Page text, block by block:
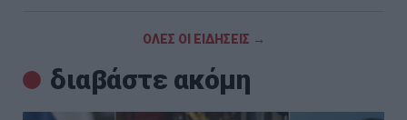
ΟΛΕΣ ΟΙ ΕΙΔΗΣΕΙΣ →
διαβάστε ακόμη